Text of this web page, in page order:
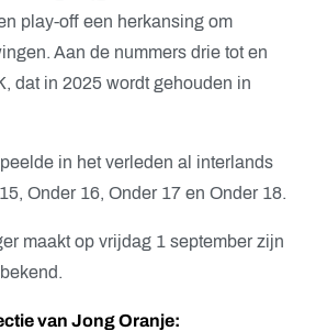
play-off een herkansing om
Aan de nummers drie tot en
dat in 2025 wordt gehouden in
in het verleden al interlands
Onder 16, Onder 17 en Onder 18.
maakt op vrijdag 1 september zijn
van Jong Oranje: